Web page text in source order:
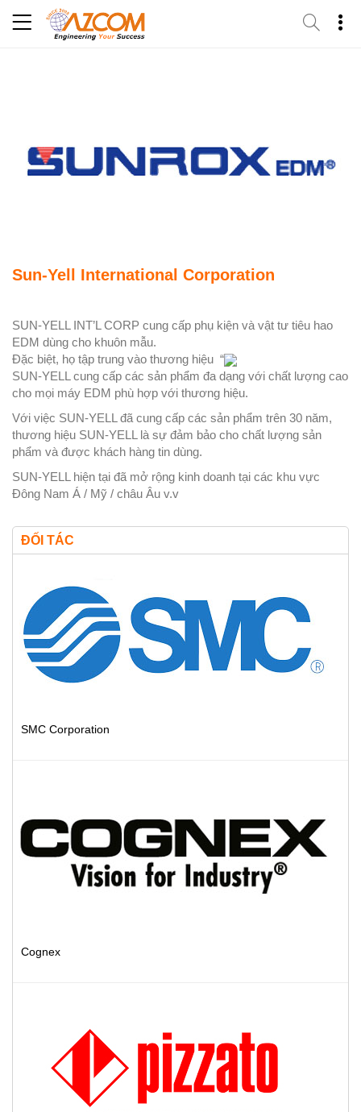
Sun-Yell International Corporation
SUN-YELL INT’L CORP cung cấp phụ kiện và vật tư tiêu hao
EDM dùng cho khuôn mẫu.
Đặc biệt, họ tập trung vào thương hiệu “
SUN-YELL cung cấp các sản phẩm đa dạng với chất lượng cao
cho mọi máy EDM phù hợp với thương hiệu.
Với việc SUN-YELL đã cung cấp các sản phẩm trên 30 năm,
thương hiệu SUN-YELL là sự đảm bảo cho chất lượng sản
phẩm và được khách hàng tin dùng.
SUN-YELL hiện tại đã mở rộng kinh doanh tại các khu vực
Đông Nam Á / Mỹ / châu Âu v.v
ĐỐI TÁC
SMC Corporation
Cognex